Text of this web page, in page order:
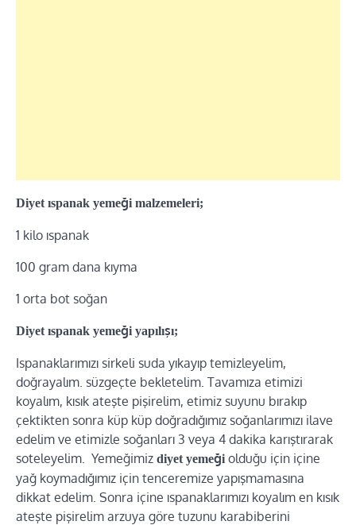
Diyet ıspanak yemeği malzemeleri;
1 kilo ıspanak
100 gram dana kıyma
1 orta bot soğan
Diyet ıspanak yemeği yapılışı;
Ispanaklarımızı sirkeli suda yıkayıp temizleyelim,
doğrayalım. süzgeçte bekletelim. Tavamıza etimizi
koyalım, kısık ateşte pişirelim, etimiz suyunu bırakıp
çektikten sonra küp küp doğradığımız soğanlarımızı ilave
edelim ve etimizle soğanları 3 veya 4 dakika karıştırarak
soteleyelim. Yemeğimiz diyet yemeği olduğu için içine
yağ koymadığımız için tenceremize yapışmamasına
dikkat edelim. Sonra içine ıspanaklarımızı koyalım en kısık
ateşte pişirelim arzuya göre tuzunu karabiberini